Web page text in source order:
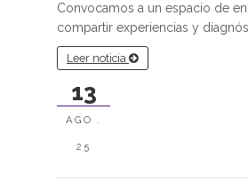
Convocamos a un espacio de
compartir experiencias y
Leer noticia
13
AGO .
25